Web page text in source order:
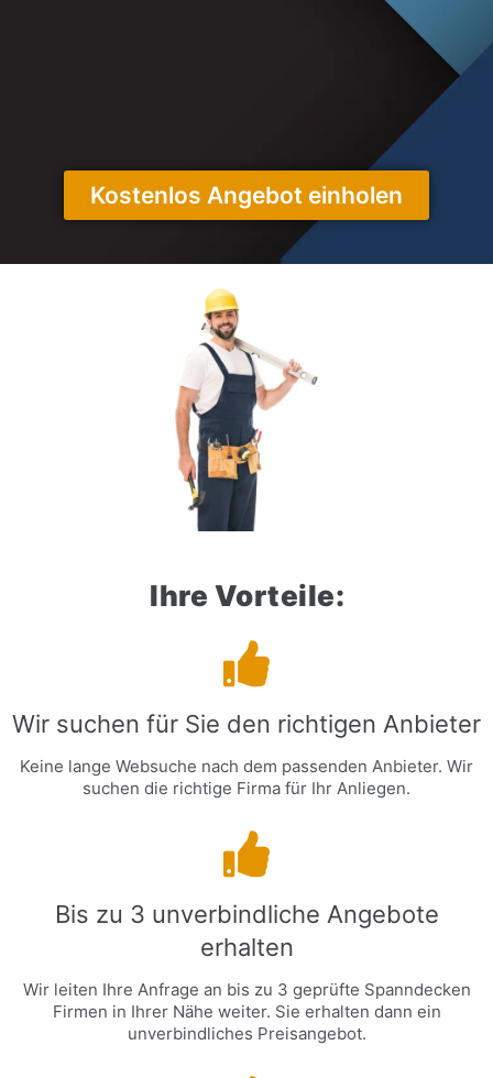
Kostenlos Angebot einholen
Ihre Vorteile:
Wir suchen für Sie den richtigen Anbieter
Keine lange Websuche nach dem passenden Anbieter. Wir
suchen die richtige Firma für Ihr Anliegen.
Bis zu 3 unverbindliche Angebote
erhalten
Wir leiten Ihre Anfrage an bis zu 3 geprüfte Spanndecken
Firmen in Ihrer Nähe weiter. Sie erhalten dann ein
unverbindliches Preisangebot.